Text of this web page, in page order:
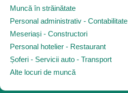
Muncă în străinătate
Personal administrativ - Contabilitate
Meseriași - Constructori
Personal hotelier - Restaurant
Șoferi - Servicii auto - Transport
Alte locuri de muncă